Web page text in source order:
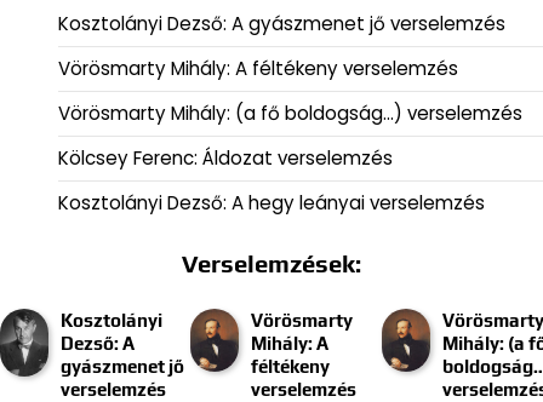
Kosztolányi Dezső: A gyászmenet jő verselemzés
Vörösmarty Mihály: A féltékeny verselemzés
Vörösmarty Mihály: (a fő boldogság…) verselemzés
Kölcsey Ferenc: Áldozat verselemzés
Kosztolányi Dezső: A hegy leányai verselemzés
Verselemzések:
Kosztolányi
Dezső: A
gyászmenet jő
verselemzés
Vörösmarty
Mihály: A
féltékeny
verselemzés
Vörösmarty
Mihály: (a